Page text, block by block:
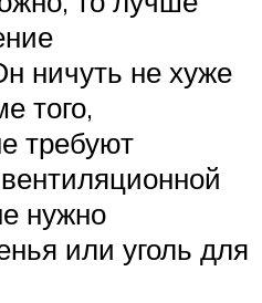
ничуть не хуже
того,
требуют
нужно
или уголь для